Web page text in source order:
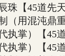
珠【45道先
（用混沌鼎
执掌）【45
执掌）【45